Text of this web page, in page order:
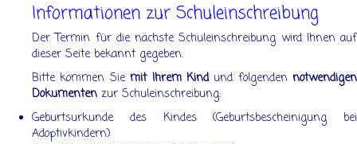
Informationen zur Schuleinschreibung
Der Termin für die nächste Schuleinschreibung wird Ihnen auf
dieser Seite bekannt gegeben.
Bitte kommen Siemit Ihrem Kindund folgenden notwendigen
Dokumenten zur Schuleinschreibung:
Geburtsurkunde des Kindes (Geburtsbescheinigung bei
Adoptivkindern)